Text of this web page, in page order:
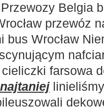
Belgia
przewóz
bus Wrocław
farsowa
linieliśmy